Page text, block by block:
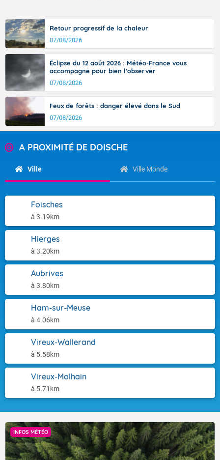
Retour progressif de la chaleur
07/08/2026
Éclipse du 12 août 2026 : Météo-France vous
accompagne pour bien l'observer
07/08/2026
Feux de forêts : danger élevé dans le Sud
07/08/2026
A PROXIMITÉ DE DOISCHE
Ville Ville Monde
Foisches
à 3.19km
Hierges
à 3.20km
Aubrives
à 3.80km
Ham-sur-Meuse
à 4.06km
Vireux-Wallerand
à 5.58km
Vireux-Molhain
à 5.71km
INFOS MÉTÉO